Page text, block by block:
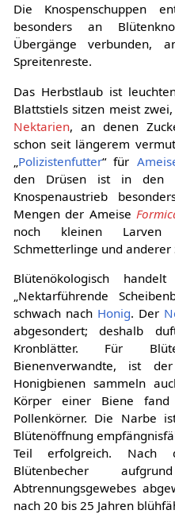
Die Knospenschuppen
besonders an
Übergänge verbunden,
Spreitenreste.
Das Herbstlaub ist
Blattstiels sitzen meist
Nektarien, an denen
schon seit längerem
Polizistenfutter“ für
den Drüsen ist in den
Knospenaustrieb
Mengen der Ameise
noch kleinen Larven
Schmetterlinge und
Blütenökologisch
„Nektarführende
schwach nach Honig. Der
abgesondert; deshalb
Kronblätter. Für
Bienenverwandte, ist
Honigbienen sammeln
Körper einer Biene
Pollenkörner. Die Narbe
Blütenöffnung
Teil erfolgreich. Nach
Blütenbecher
Abtrennungsgewebes
nach 20 bis 25 Jahren